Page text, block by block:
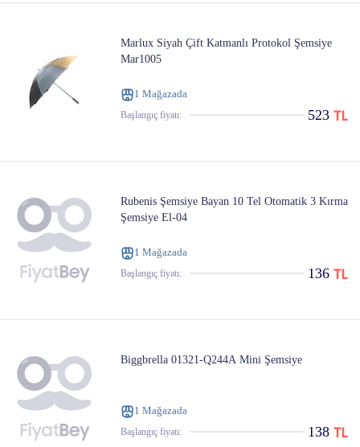
Marlux Siyah Çift Katmanlı Protokol Şemsiye
Mar1005
1 Mağazada
Başlangıç ​​fiyatı: 523
Rubenis Şemsiye Bayan 10 Tel Otomatik 3 Kırma
Şemsiye El-04
1 Mağazada
Başlangıç ​​fiyatı: 136
Biggbrella 01321-Q244A Mini Şemsiye
1 Mağazada
Başlangıç ​​fiyatı: 138